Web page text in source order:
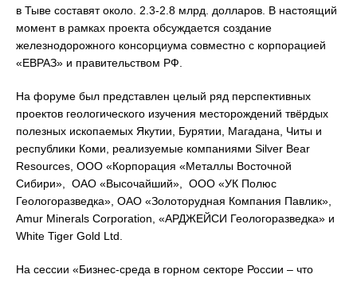
в Тыве составят около. 2.3-2.8 млрд. долларов. В настоящий
момент в рамках проекта обсуждается создание
железнодорожного консорциума совместно с корпорацией
«ЕВРАЗ» и правительством РФ.
На форуме был представлен целый ряд перспективных
проектов геологического изучения месторождений твёрдых
полезных ископаемых Якутии, Бурятии, Магадана, Читы и
республики Коми, реализуемые компаниями Silver Bear
Resources, ООО «Корпорация «Металлы Восточной
Сибири», ОАО «Высочайший», ООО «УК Полюс
Геологоразведка», ОАО «Золоторудная Компания Павлик»,
Amur Minerals Corporation, «АРДЖЕЙСИ Геологоразведка» и
White Tiger Gold Ltd.
На сессии «Бизнес-среда в горном секторе России – что